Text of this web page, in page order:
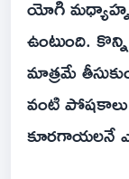
యోగి
ఉంటుంది.
మాత్రమే
వంటి పోషకాలు
కూరగాయలనే